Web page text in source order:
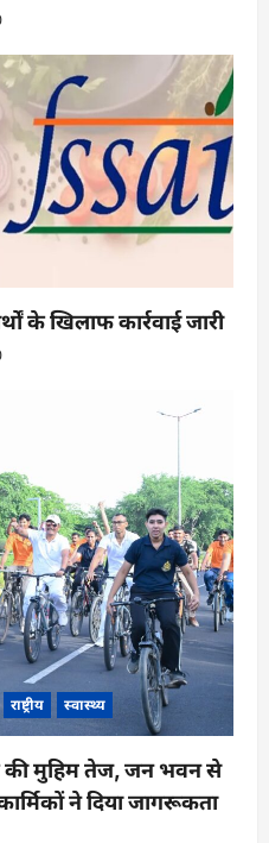
के खिलाफ कार्रवाई जारी
राष्ट्रीय स्वास्थ्य
की मुहिम तेज, जन भवन से
ने दिया जागरूकता